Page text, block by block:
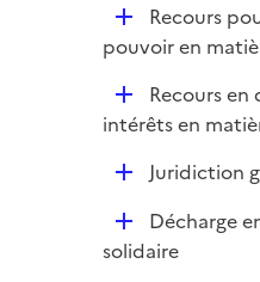
i
D
é
i
Recours
pouvoir en
D
é
e
r
Recours en
intérêts en
D
l
Juridiction
D
é
Décharge
solidaire